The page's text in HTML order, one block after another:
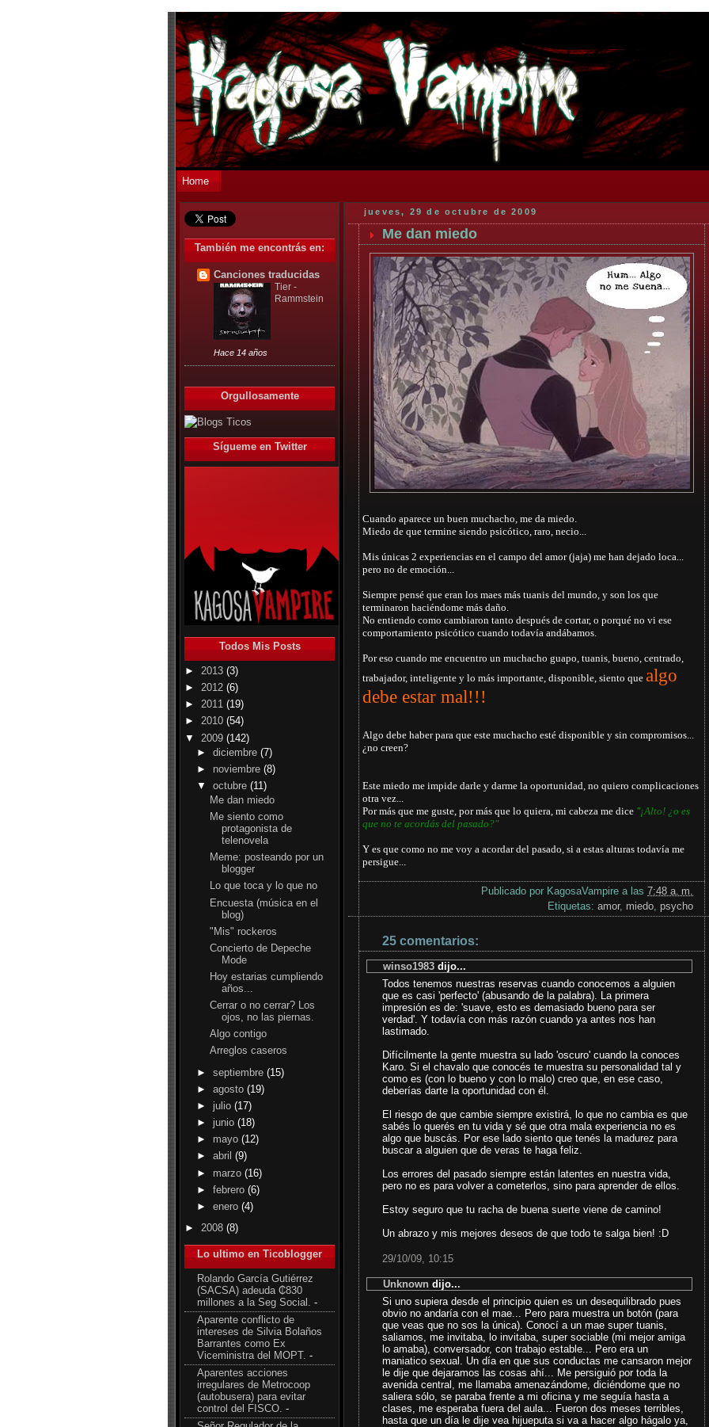
Home
También me encontrás en:
Canciones traducidas
Tier -
Rammstein
Hace 14 años
Orgullosamente
Sígueme en Twitter
Todos Mis Posts
► 2013 (3)
► 2012 (6)
► 2011 (19)
► 2010 (54)
▼ 2009 (142)
►diciembre(7)
► noviembre(8)
▼octubre(11)
Me dan miedo
Me siento como
protagonista de
telenovela
Meme: posteando por un
blogger
Lo que toca y lo que no
Encuesta (música en el
blog)
"Mis" rockeros
Concierto de Depeche
Mode
Hoy estarias cumpliendo
años...
Cerrar o no cerrar? Los
ojos, no las piernas.
Algo contigo
Arreglos caseros
►septiembre(15)
►agosto(19)
► julio(17)
► junio(18)
► mayo(12)
►abril(9)
► marzo(16)
►febrero(6)
►enero(4)
► 2008 (8)
Lo ultimo en Ticoblogger
Rolando García Gutiérrez
(SACSA) adeuda ₵830
millones a la Seg Social. -
Aparente conflicto de
intereses de Silvia Bolaños
Barrantes como Ex
Viceministra del MOPT. -
Aparentes acciones
irregulares de Metrocoop
(autobusera) para evitar
control del FISCO. -
jueves, 29 de octubre de 2009
Me dan miedo
Cuando aparece un buen muchacho, me da miedo.
Miedo de que termine siendo psicótico, raro, necio...
Mis únicas 2 experiencias en el campo del amor (jaja) me han dejado loca...
pero no de emoción...
Siempre pensé que eran los maes más tuanis del mundo, y son los que
terminaron haciéndome más daño.
No entiendo como cambiaron tanto después de cortar, o porqué no vi ese
comportamiento psicótico cuando todavía andábamos.
Por eso cuando me encuentro un muchacho guapo, tuanis, bueno, centrado,
trabajador, inteligente y lo más importante, disponible, siento que algo
debe estar mal!!!
Algo debe haber para que este muchacho esté disponible y sin compromisos...
¿no creen?
Este miedo me impide darle y darme la oportunidad, no quiero complicaciones
otra vez...
Por más que me guste, por más que lo quiera, mi cabeza me dice "¡Alto! ¿o es
que no te acordás del pasado?"
Y es que como no me voy a acordar del pasado, si a estas alturas todavía me
persigue...
Publicado por KagosaVampire a las 7:48 a. m.
Etiquetas: amor, miedo psycho
25 comentarios:
winso1983 dijo...
Todos tenemos nuestras reservas cuando conocemos a alguien
que es casi 'perfecto' (abusando de la palabra). La primera
impresión es de: 'suave, esto es demasiado bueno para ser
verdad'. Y todavía con más razón cuando ya antes nos han
lastimado.
Difícilmente la gente muestra su lado 'oscuro' cuando la conoces
Karo. Si el chavalo que conocés te muestra su personalidad tal y
como es (con lo bueno y con lo malo) creo que, en ese caso,
deberías darte la oportunidad con él.
El riesgo de que cambie siempre existirá, lo que no cambia es que
sabés lo querés en tu vida y sé que otra mala experiencia no es
algo que buscás. Por ese lado siento que tenés la madurez para
buscar a alguien que de veras te haga feliz.
Los errores del pasado siempre están latentes en nuestra vida,
pero no es para volver a cometerlos, sino para aprender de ellos.
Estoy seguro que tu racha de buena suerte viene de camino!
Un abrazo y mis mejores deseos de que todo te salga bien! :D
29/10/09, 10:15
Unknown dijo...
Si uno supiera desde el principio quien es un desequilibrado pues
obvio no andaría con el mae... Pero para muestra un botón (para
que veas que no sos la única). Conocí a un mae super tuanis,
saliamos, me invitaba, lo invitaba, super sociable (mi mejor amiga
lo amaba), conversador, con trabajo estable... Pero era un
maniatico sexual. Un día en que sus conductas me cansaron mejor
le dije que dejaramos las cosas ahí... Me persiguió por toda la
avenida central, me llamaba amenazándome, diciéndome que no
saliera sólo, se paraba frente a mi oficina y me seguía hasta a
clases, me esperaba fuera del aula... Fueron dos meses terribles,
hasta que un día le dije vea hijueputa si va a hacer algo hágalo ya,